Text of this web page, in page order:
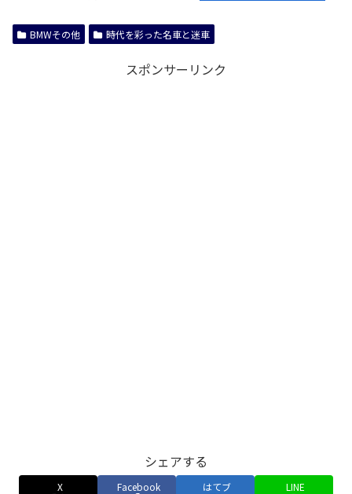
BMWその他 時代を彩った名車と迷車
スポンサーリンク
シェアする
X
Facebook
はてブ
LINE